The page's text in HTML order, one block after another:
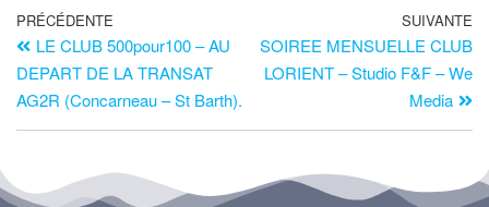
PRÉCÉDENTE
LE CLUB 500pour100 – AU
DEPART DE LA TRANSAT
AG2R (Concarneau – St Barth).
SUIVANTE
SOIREE MENSUELLE CLUB
LORIENT – Studio F&F – We
Media